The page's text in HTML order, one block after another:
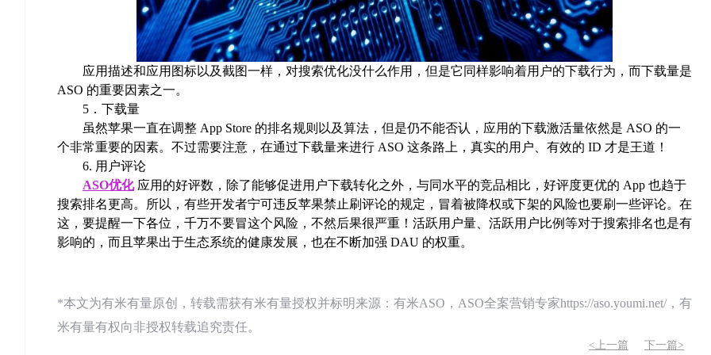
应用描述和应用图标以及截图一样，对搜索优化没什么作用，但是它同样影响着用户的下载行为，而下载量是
ASO 的重要因素之一。
5．下载量
虽然苹果一直在调整 App Store 的排名规则以及算法，但是仍不能否认，应用的下载激活量依然是 ASO 的一
个非常重要的因素。不过需要注意，在通过下载量来进行 ASO 这条路上，真实的用户、有效的 ID 才是王道！
6. 用户评论
ASO优化应用的好评数，除了能够促进用户下载转化之外，与同水平的竞品相比，好评度更优的 App 也趋于
搜索排名更高。所以，有些开发者宁可违反苹果禁止刷评论的规定，冒着被降权或下架的风险也要刷一些评论。在
这，要提醒一下各位，千万不要冒这个风险，不然后果很严重！活跃用户量、活跃用户比例等对于搜索排名也是有
影响的，而且苹果出于生态系统的健康发展，也在不断加强 DAU 的权重。
*本文为有米有量原创，转载需获有米有量授权并标明来源：有米ASO，ASO全案营销专家https://aso.youmi.net/，有
米有量有权向非授权转载追究责任。
<上一篇 下一篇>